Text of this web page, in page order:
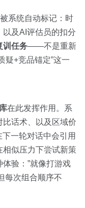
系统自动标记：时
及AI评估员的扣分
训任务——不是重新
疑+竞品锚定”这一
在此发挥作用。系
话术、以及区域价
一轮对话中会引用
相似压力下尝试新策
验：”就像打游戏
每次组合顺序不